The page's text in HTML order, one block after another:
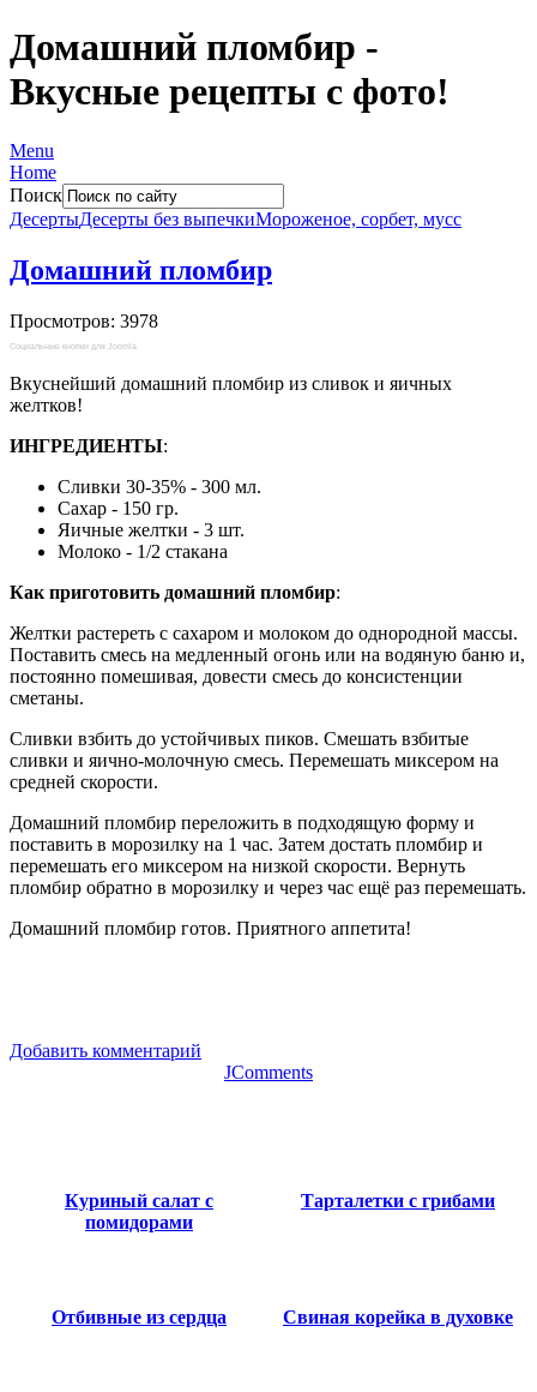
Домашний пломбир -
Вкусные рецепты с фото!
Menu
Home
Поиск
ДесертыДесерты без выпечкиМороженое, сорбет, мусс
Домашний пломбир
Просмотров: 3978
Социальные кнопки для Joomla
Вкуснейший домашний пломбир из сливок и яичных
желтков!
ИНГРЕДИЕНТЫ:
Сливки 30-35% - 300 мл.
Сахар - 150 гр.
Яичные желтки - 3 шт.
Молоко - 1/2 стакана
Как приготовить домашний пломбир:
Желтки растереть с сахаром и молоком до однородной массы.
Поставить смесь на медленный огонь или на водяную баню и,
постоянно помешивая, довести смесь до консистенции
сметаны.
Сливки взбить до устойчивых пиков. Смешать взбитые
сливки и яично-молочную смесь. Перемешать миксером на
средней скорости.
Домашний пломбир переложить в подходящую форму и
поставить в морозилку на 1 час. Затем достать пломбир и
перемешать его миксером на низкой скорости. Вернуть
пломбир обратно в морозилку и через час ещё раз перемешать.
Домашний пломбир готов. Приятного аппетита!
Добавить комментарий
JComments
Куриный салат с
помидорами
Тарталетки с грибами
Отбивные из сердца Свиная корейка в духовке